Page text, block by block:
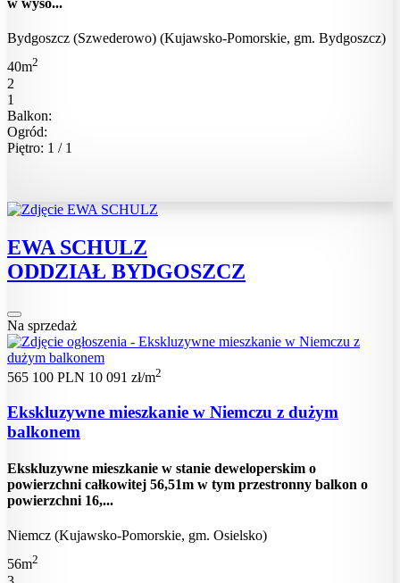
w wyso...
Bydgoszcz (Szwederowo) (Kujawsko-Pomorskie, gm. Bydgoszcz)
40m2
2
1
Balkon:
Ogród:
Piętro: 1 / 1
EWA SCHULZ
ODDZIAŁ BYDGOSZCZ
Na sprzedaż
565 100 PLN 10 091 zł/m2
Ekskluzywne mieszkanie w Niemczu z dużym
balkonem
Ekskluzywne mieszkanie w stanie deweloperskim o
powierzchni całkowitej 56,51m w tym przestronny balkon o
powierzchni 16,...
Niemcz (Kujawsko-Pomorskie, gm. Osielsko)
56m2